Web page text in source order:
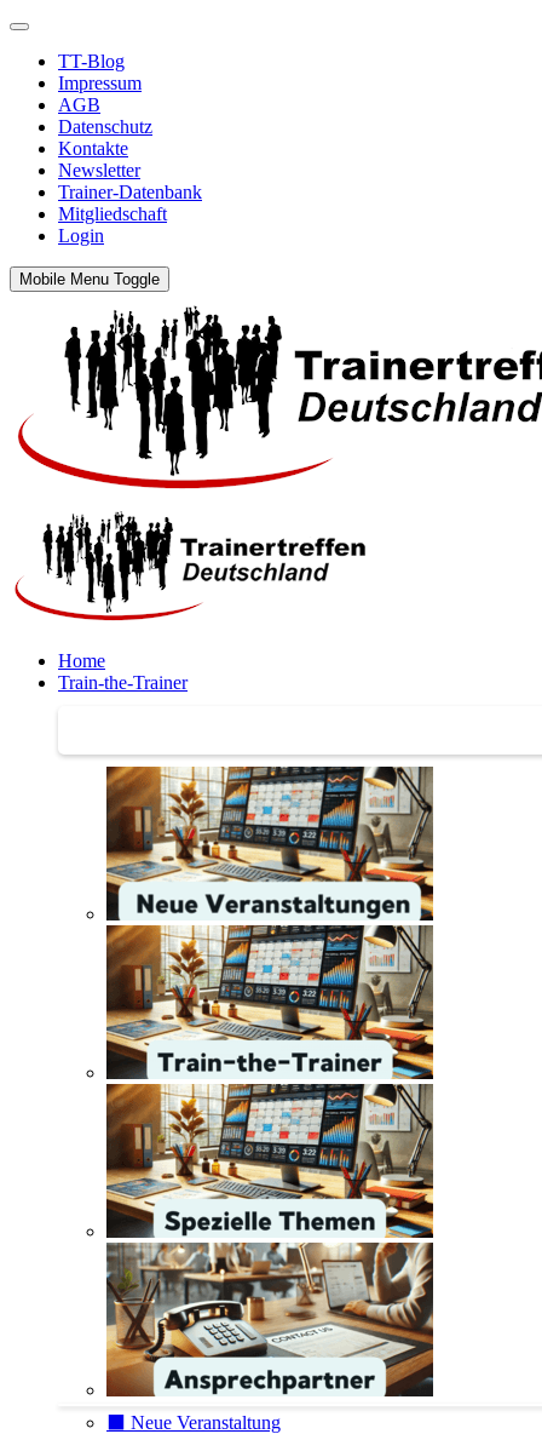
TT-Blog
Impressum
AGB
Datenschutz
Kontakte
Newsletter
Trainer-Datenbank
Mitgliedschaft
Login
Mobile Menu Toggle
Home
Train-the-Trainer
⬛️ Neue Veranstaltung